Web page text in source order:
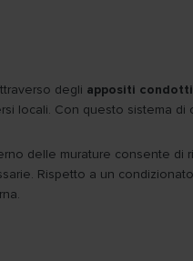
degli appositi condotti
locali. Con questo sistema
delle murature consente di
Rispetto a un